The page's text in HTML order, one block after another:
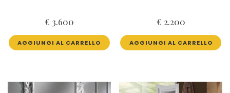
€ 3.600
AGGIUNGI AL CARRELLO
€ 2.200
AGGIUNGI AL CARRELLO